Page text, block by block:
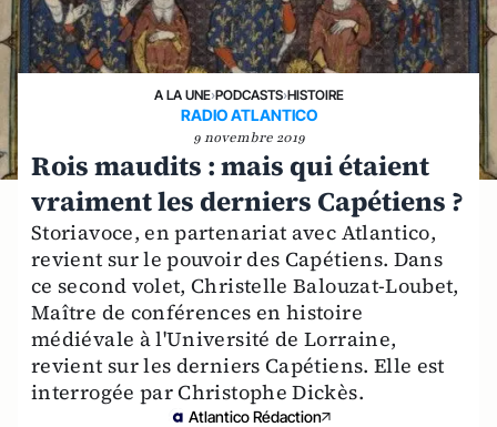
A LA UNE›PODCASTS›HISTOIRE
RADIO ATLANTICO
9 novembre 2019
Rois maudits : mais qui étaient
vraiment les derniers Capétiens ?
Storiavoce, en partenariat avec Atlantico,
revient sur le pouvoir des Capétiens. Dans
ce second volet, Christelle Balouzat-Loubet,
Maître de conférences en histoire
médiévale à l'Université de Lorraine,
revient sur les derniers Capétiens. Elle est
interrogée par Christophe Dickès.
Atlantico Rédaction